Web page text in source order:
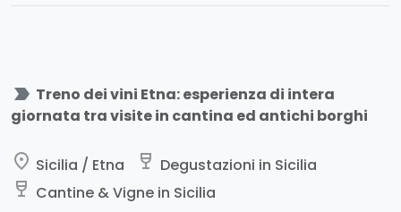
label_important Treno dei vini Etna: esperienza di intera
giornata tra visite in cantina ed antichi borghi
place Sicilia / Etna wine_bar Degustazioni in Sicilia
wine_bar Cantine & Vigne in Sicilia